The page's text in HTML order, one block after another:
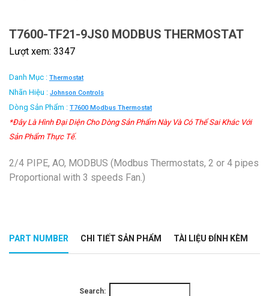
T7600-TF21-9JS0 MODBUS THERMOSTAT
Lượt xem: 3347
Danh Mục : Thermostat
Nhãn Hiệu : Johnson Controls
Dòng Sản Phẩm : T7600 Modbus Thermostat
*Đây Là Hình Đại Diện Cho Dòng Sản Phẩm Này Và Có Thể Sai Khác Với
Sản Phẩm Thực Tế.
2/4 PIPE, AO, MODBUS (Modbus Thermostats, 2 or 4 pipes
Proportional with 3 speeds Fan.)
PART NUMBER CHI TIẾT SẢN PHẨM TÀI LIỆU ĐÍNH KÈM
Search: